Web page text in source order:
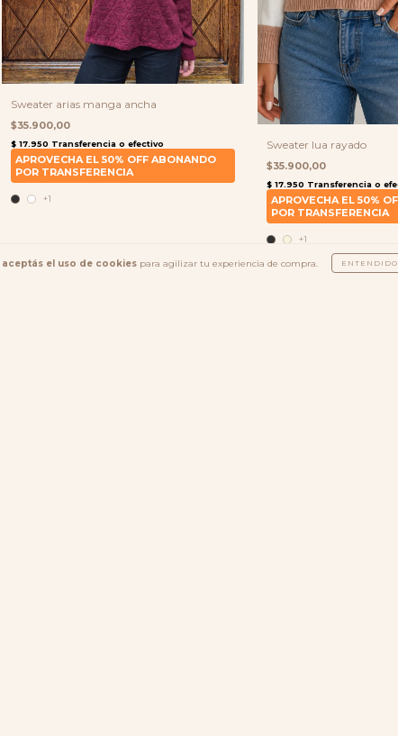
aceptás el uso de cookies para agilizar tu experiencia de compra. ENTENDIDO
Sweater arias manga ancha
$35.900,00
+1
Sweater lua rayado
$35.900,00
+1